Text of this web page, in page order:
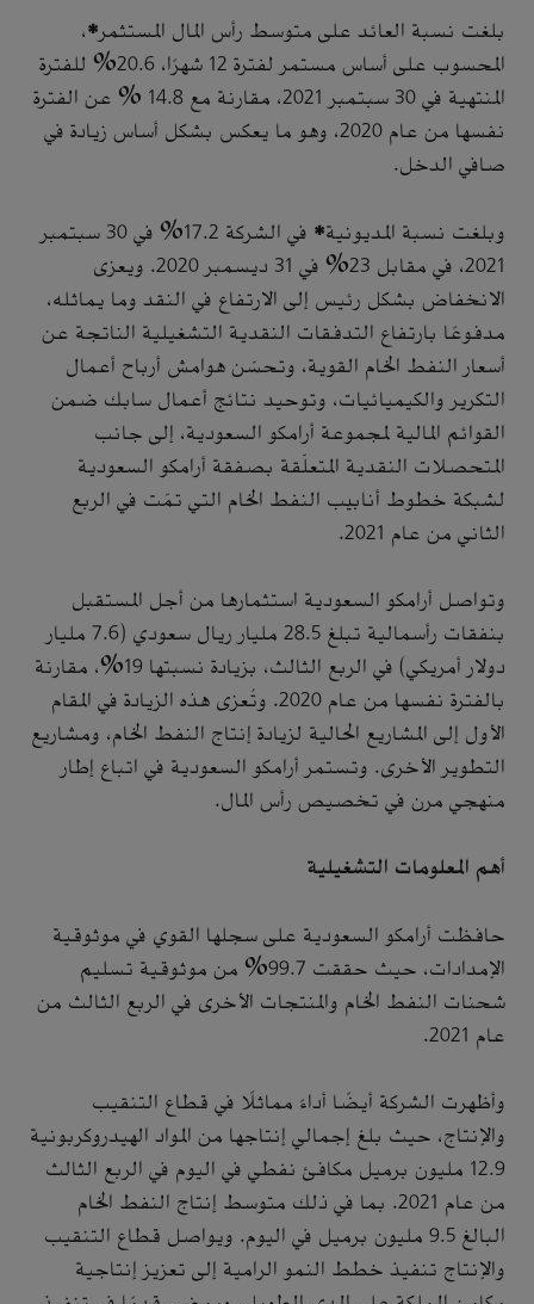
بلغت نسبة العائد على متوسط رأس المال المستثمر*،
المحسوب على أساس مستمر لفترة 12 شهرًا، 20.6% للفترة
المنتهية في 30 سبتمبر 2021، مقارنة مع 14.8 % عن الفترة
نفسها من عام 2020، وهو ما يعكس بشكل أساس زيادة في
صافي الدخل.
وبلغت نسبة المديونية* في الشركة 17.2% في 30 سبتمبر
2021، في مقابل 23% في 31 ديسمبر 2020. ويعزى
الانخفاض بشكل رئيس إلى الارتفاع في النقد وما يماثله،
مدفوعًا بارتفاع التدفقات النقدية التشغيلية الناتجة عن
أسعار النفط الخام القوية، وتحسّن هوامش أرباح أعمال
التكرير والكيميائيات، وتوحيد نتائج أعمال سابك ضمن
القوائم المالية لمجموعة أرامكو السعودية، إلى جانب
المتحصلات النقدية المتعلّقة بصفقة أرامكو السعودية
لشبكة خطوط أنابيب النفط الخام التي تمّت في الربع
الثاني من عام 2021.
وتواصل أرامكو السعودية استثمارها من أجل المستقبل
بنفقات رأسمالية تبلغ 28.5 مليار ريال سعودي (7.6 مليار
دولار أمريكي) في الربع الثالث، بزيادة نسبتها 19%، مقارنة
بالفترة نفسها من عام 2020. وتُعزى هذه الزيادة في المقام
الأول إلى المشاريع الحالية لزيادة إنتاج النفط الخام، ومشاريع
التطوير الأخرى. وتستمر أرامكو السعودية في اتباع إطار
منهجي مرن في تخصيص رأس المال.
أهم المعلومات التشغيلية
حافظت أرامكو السعودية على سجلها القوي في موثوقية
الإمدادات، حيث حققت 99.7% من موثوقية تسليم
شحنات النفط الخام والمنتجات الأخرى في الربع الثالث من
عام 2021.
وأظهرت الشركة أيضًا أداءً مماثلًا في قطاع التنقيب
والإنتاج، حيث بلغ إجمالي إنتاجها من المواد الهيدروكربونية
12.9 مليون برميل مكافئ نفطي في اليوم في الربع الثالث
من عام 2021. بما في ذلك متوسط إنتاج النفط الخام
البالغ 9.5 مليون برميل في اليوم. ويواصل قطاع التنقيب
والإنتاج تنفيذ خطط النمو الرامية إلى تعزيز إنتاجية